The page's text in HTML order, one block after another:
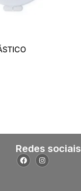
Redes sociais